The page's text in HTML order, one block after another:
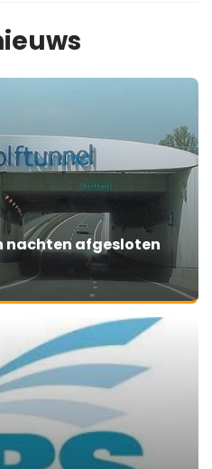
nachten afgesloten